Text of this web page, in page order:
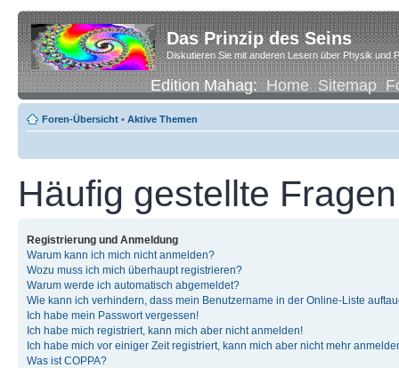
Das Prinzip des Seins
Diskutieren Sie mit anderen Lesern über Physik und
Edition Mahag:Home Sitemap
Foren-Übersicht • Aktive Themen
Häufig gestellte Fragen
Registrierung und Anmeldung
Warum kann ich mich nicht anmelden?
Wozu muss ich mich überhaupt registrieren?
Warum werde ich automatisch abgemeldet?
Wie kann ich verhindern, dass mein Benutzername in der Online-Liste
Ich habe mein Passwort vergessen!
Ich habe mich registriert, kann mich aber nicht anmelden!
Ich habe mich vor einiger Zeit registriert, kann mich aber nicht mehr
Was ist COPPA?